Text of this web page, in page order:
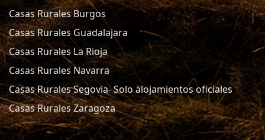
Casas Rurales Burgos
Casas Rurales Guadalajara
Casas Rurales La Rioja
Casas Rurales Navarra
Casas Rurales Segovia- Solo alojamientos oficiales
Casas Rurales Zaragoza